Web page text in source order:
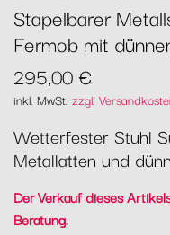
Stapelbarer
Fermob mit
295,00 €
inkl. MwSt. zzgl.
Wetterfester Stuhl
Metallatten und
Der Verkauf dieses
Beratung.